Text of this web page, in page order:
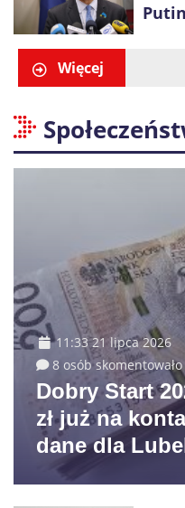
Więcej
11:33 21 lipca 2026
8 osób skomentowało
Dobry Start
zł już na
dane dla